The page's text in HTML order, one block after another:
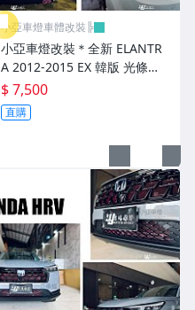
小亞車燈車體改裝╠
小亞車燈改裝＊全新 ELANTR
A 2012-2015 EX 韓版 光條導
光 燻黑 閃爍方向燈 尾燈 後燈
$ 7,500
直購